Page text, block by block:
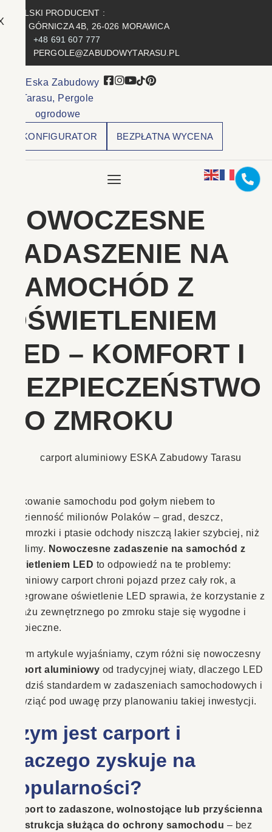
POLSKI PRODUCENT :
UL. GÓRNICZA 4B, 26-026 MORAWICA
+48 691 607 777
PERGOLE@ZABUDOWYTARASU.PL
KONFIGURATOR BEZPŁATNA WYCENA
NOWOCZESNE
ZADASZENIE NA
SAMOCHÓD Z
OŚWIETLENIEM
LED – KOMFORT I
BEZPIECZEŃSTWO
PO ZMROKU
Parkowanie samochodu pod gołym niebem to
codzienność milionów Polaków – grad, deszcz,
przymrozki i ptasie odchody niszczą lakier szybciej, niż
myślimy. Nowoczesne zadaszenie na samochód z
oświetleniem LED to odpowiedź na te problemy:
aluminiowy carport chroni pojazd przez cały rok, a
zintegrowane oświetlenie LED sprawia, że korzystanie z
garażu zewnętrznego po zmroku staje się wygodne i
bezpieczne.
W tym artykule wyjaśniamy, czym różni się nowoczesny
carport aluminiowy od tradycyjnej wiaty, dlaczego LED
jest dziś standardem w zadaszeniach samochodowych i
co wziąć pod uwagę przy planowaniu takiej inwestycji.
Czym jest carport i
dlaczego zyskuje na
popularności?
Carport to zadaszone, wolnostojące lub przyścienna
konstrukcja służąca do ochrony samochodu – bez